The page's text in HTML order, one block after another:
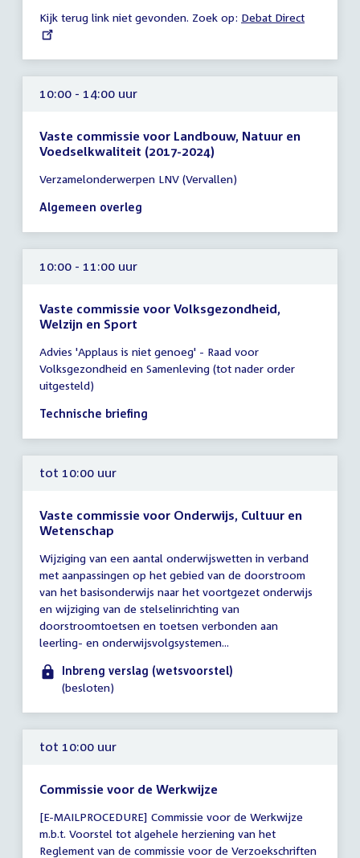
Kijk terug link niet gevonden. Zoek op: External
Debat Direct
10:00 - 14:00 uur
Vaste commissie voor Landbouw, Natuur en
Voedselkwaliteit (2017-2024)
vergadering
10:00
14:00
uur
Verzamelonderwerpen LNV (Vervallen)
Algemeen overleg
10:00 - 11:00 uur
Vaste commissie voor Volksgezondheid,
Welzijn en Sport
vergadering
10:00
-
11:00
Advies 'Applaus is niet genoeg' - Raad voor
Volksgezondheid en Samenleving (tot nader order
uitgesteld)
Technische briefing
tot 10:00 uur
Vaste commissie voor Onderwijs, Cultuur en
Wetenschap
vergadering
tot
10:00
uur
Wijziging van een aantal onderwijswetten in verband
met aanpassingen op het gebied van de doorstroom
van het basisonderwijs naar het voortgezet onderwijs
en wijziging van de stelselinrichting van
doorstroomtoetsen en toetsen verbonden aan
leerling- en onderwijsvolgsystemen...
Inbreng verslag (wetsvoorstel)
(besloten)
tot 10:00 uur
Commissie voor de Werkwijze
vergadering
tot
[E-MAILPROCEDURE] Commissie voor de Werkwijze
m.b.t. Voorstel tot algehele herziening van het
Reglement van de commissie voor de Verzoekschriften